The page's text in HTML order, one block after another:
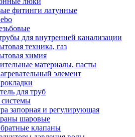
фитинги латунные
для внутренней канализации
техника, газ
химия
материалы, пасты
элемент
для труб
запорная и регулирующая
шаровые
клапаны